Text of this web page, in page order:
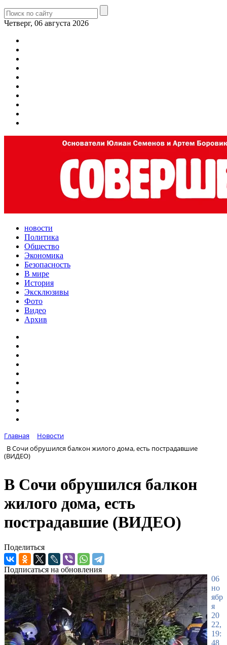
Четверг, 06 августа 2026
новости
Политика
Общество
Экономика
Безопасность
В мире
История
Эксклюзивы
Фото
Видео
Архив
Главная
Новости
В Сочи обрушился балкон жилого дома, есть пострадавшие
(ВИДЕО)
В Сочи обрушился балкон
жилого дома, есть
пострадавшие (ВИДЕО)
Поделиться
Подписаться на обновления
06
но
ябр
я
20
22,
19:
48